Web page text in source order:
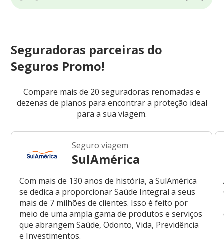
Seguradoras parceiras do
Seguros Promo!
Compare mais de 20 seguradoras renomadas e
dezenas de planos para encontrar a proteção ideal
para a sua viagem.
Seguro viagem
SulAmérica
Com mais de 130 anos de história, a SulAmérica
se dedica a proporcionar Saúde Integral a seus
mais de 7 milhões de clientes. Isso é feito por
meio de uma ampla gama de produtos e serviços
que abrangem Saúde, Odonto, Vida, Previdência
e Investimentos.